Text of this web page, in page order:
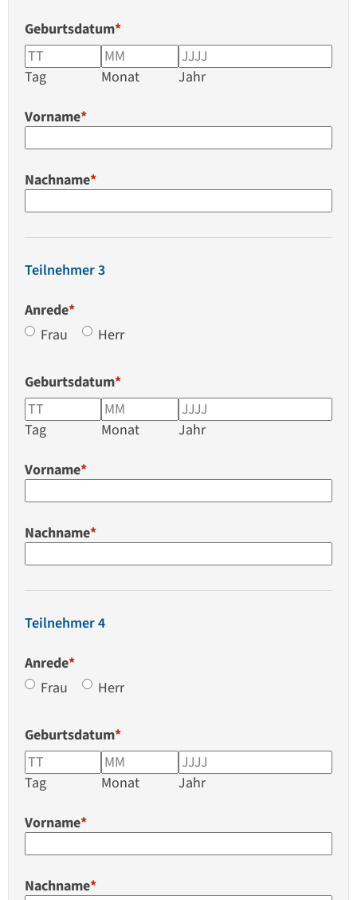
Geburtsdatum*
Tag Monat
Jahr
Vorname*
Nachname*
Teilnehmer 3
Anrede*
Frau
Herr
Geburtsdatum*
Tag Monat
Jahr
Vorname*
Nachname*
Teilnehmer 4
Anrede*
Frau
Herr
Geburtsdatum*
Tag Monat
Jahr
Vorname*
Nachname*